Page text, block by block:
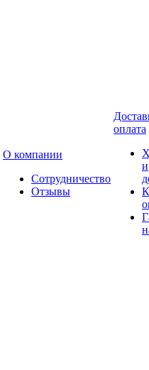
О компании
Сотрудничество
Отзывы
оплата
и